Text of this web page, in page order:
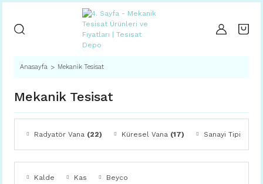
Anasayfa Mekanik Tesisat
Mekanik Tesisat
Radyatör Vana (22) Küresel Vana (17) Sanayi Tipi Su
Kalde Kas Beyco